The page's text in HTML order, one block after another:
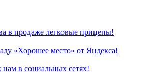
в продаже легковые прицепы!
«Хорошее место» от Яндекса!
нам в социальных сетях!